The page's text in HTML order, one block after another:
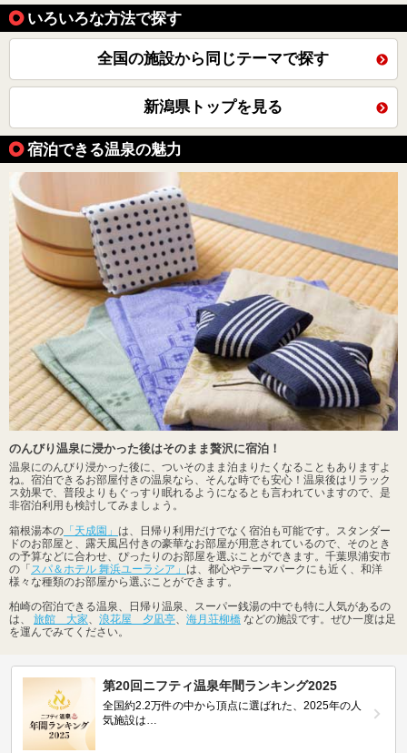
いろいろな方法で探す
全国の施設から同じテーマで探す
新潟県トップを見る
宿泊できる温泉の魅力
のんびり温泉に浸かった後はそのまま贅沢に宿泊！
温泉にのんびり浸かった後に、ついそのまま泊まりたくなることもありますよ
ね。宿泊できるお部屋付きの温泉なら、そんな時でも安心！温泉後はリラック
ス効果で、普段よりもぐっすり眠れるようになるとも言われていますので、是
非宿泊利用も検討してみましょう。
箱根湯本の 「天成園」 は、日帰り利用だけでなく宿泊も可能です。スタンダー
ドのお部屋と、露天風呂付きの豪華なお部屋が用意されているので、そのとき
の予算などに合わせ、ぴったりのお部屋を選ぶことができます。千葉県浦安市
の「 スパ＆ホテル 舞浜ユーラシア」 は、都心やテーマパークにも近く、和洋
様々な種類のお部屋から選ぶことができます。
柏崎の宿泊できる温泉、日帰り温泉、スーパー銭湯の中でも特に人気があるの
は、 旅館 大家、 浪花屋 夕凪亭、 海月荘柳橋 などの施設です。ぜひ一度は足
を運んでみてください。
第20回ニフティ温泉年間ランキング2025
全国約2.2万件の中から頂点に選ばれた、2025年の人
気施設は…